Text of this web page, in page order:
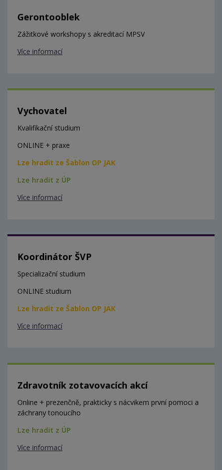
Gerontooblek
Zážitkové workshopy s akreditací MPSV
Více informací
Vychovatel
Kvalifikační studium
ONLINE + praxe
Lze hradit ze Šablon OP JAK
Lze hradit z ÚP
Více informací
Koordinátor ŠVP
Specializační studium
ONLINE studium
Lze hradit ze Šablon OP JAK
Více informací
Zdravotník zotavovacích akcí
Online + prezenčně, prakticky s nácvikem první pomoci a
záchrany tonoucího
Lze hradit z ÚP
Více informací